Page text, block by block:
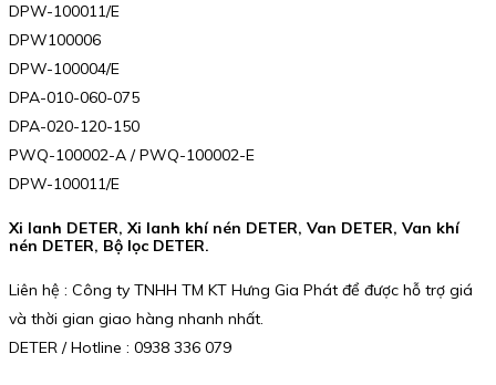
DPW-100011/E
DPW100006
DPW-100004/E
DPA-010-060-075
DPA-020-120-150
PWQ-100002-A / PWQ-100002-E
DPW-100011/E
Xi lanh DETER, Xi lanh khí nén DETER, Van DETER, Van khí
nén DETER, Bộ lọc DETER.
Liên hệ : Công ty TNHH TM KT Hưng Gia Phát để được hỗ trợ giá
và thời gian giao hàng nhanh nhất.
DETER / Hotline : 0938 336 079